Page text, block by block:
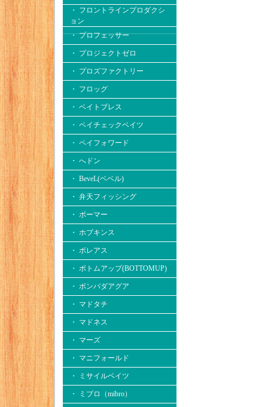
・ フロントラインプロダクシ
ョン
・ プロフェッサー
・ プロジェクトゼロ
・ プロズファクトリー
・ フロッグ
・ ベイトブレス
・ ペイチェックベイツ
・ ペイフォワード
・ へドン
・ BeveL(ベベル)
・ 弁天フィッシング
・ ボーマー
・ ホプキンス
・ ボレアス
・ ボトムアップ(BOTTOMUP)
・ ボンバダアグア
・ マドタチ
・ マドネス
・ マーズ
・ マニフォールド
・ ミサイルベイツ
・ ミブロ（mibro）